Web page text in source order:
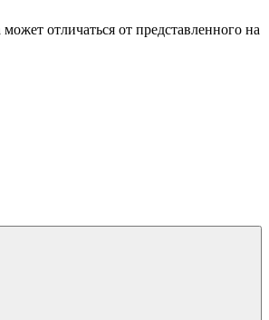
отличаться от представленного на